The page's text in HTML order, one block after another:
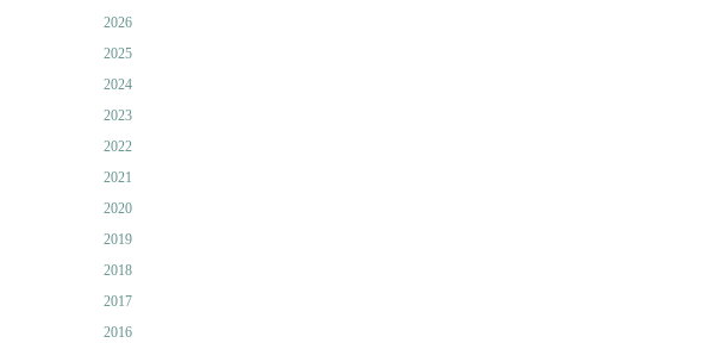
2026
2025
2024
2023
2022
2021
2020
2019
2018
2017
2016